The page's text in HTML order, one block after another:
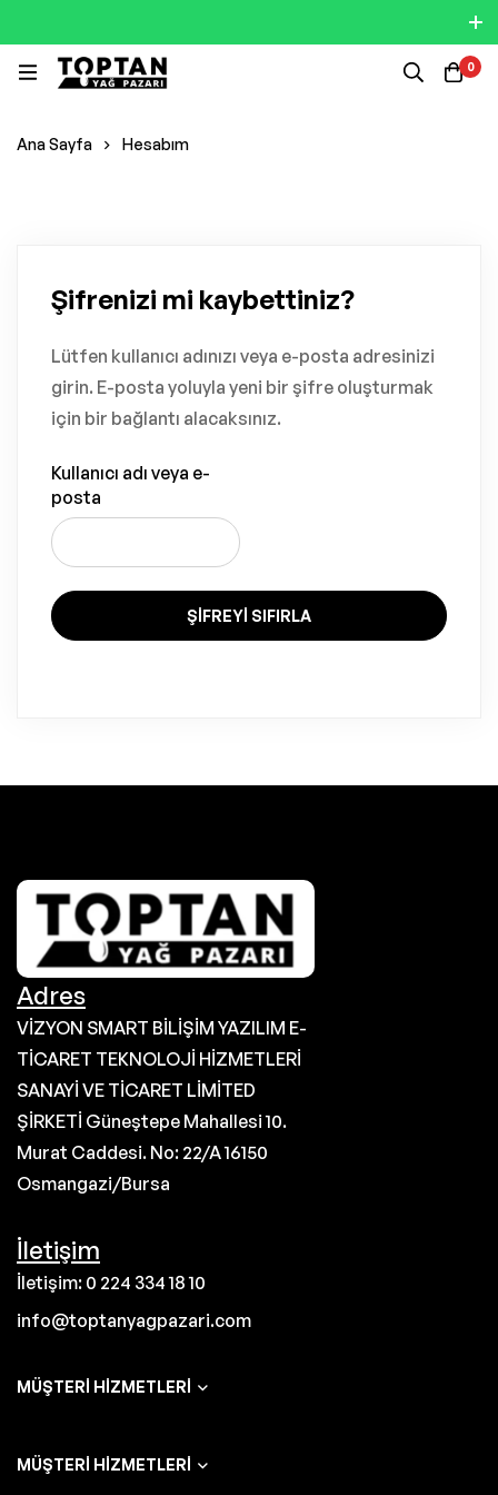
0
Ana Sayfa Hesabım
Şifrenizi mi kaybettiniz?
Lütfen kullanıcı adınızı veya e-posta adresinizi
girin. E-posta yoluyla yeni bir şifre oluşturmak
için bir bağlantı alacaksınız.
Kullanıcı adı veya e-
posta
ŞIFREYI SIFIRLA
Adres
VİZYON SMART BİLİŞİM YAZILIM E-
TİCARET TEKNOLOJİ HİZMETLERİ
SANAYİ VE TİCARET LİMİTED
ŞİRKETİ Güneştepe Mahallesi 10.
Murat Caddesi. No: 22/A 16150
Osmangazi/Bursa
İletişim
İletişim: 0 224 334 18 10
info@toptanyagpazari.com
MÜŞTERI HIZMETLERI
MÜŞTERI HIZMETLERI